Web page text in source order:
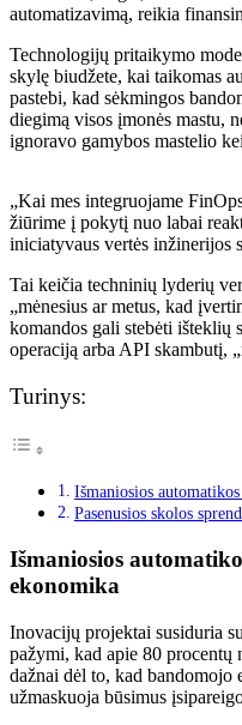
automatizavimą, reikia
Technologijų pritaikymo
skylę biudžete, kai taikomas
pastebi, kad sėkmingos
diegimą visos įmonės mastu,
ignoravo gamybos mastelio
„Kai mes integruojame
žiūrime į pokytį nuo labai
iniciatyvaus vertės inžinerijos
Tai keičia techninių lyderių
„mėnesius ar metus, kad
komandos gali stebėti išteklių
operaciją arba API skambutį,
Turinys:
Išmaniosios
Pasenusios skolos
Išmaniosios
ekonomika
Inovacijų projektai susiduria
pažymi, kad apie 80
dažnai dėl to, kad bandomojo
užmaskuoja būsimus